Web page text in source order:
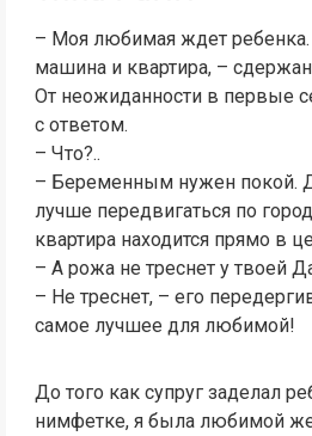
– Моя любимая ждет ребенка.
машина и квартира, –
От неожиданности в первые
с ответом.
– Что?..
– Беременным нужен покой.
лучше передвигаться по
квартира находится прямо в
– А рожа не треснет у твоей
– Не треснет, – его
самое лучшее для любимой!
До того как супруг заделал
нимфетке, я была любимой